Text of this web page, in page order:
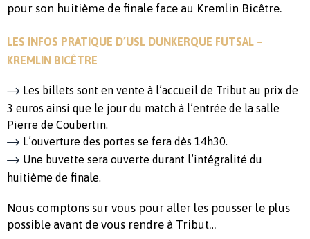
pour son huitième de finale face au Kremlin Bicêtre.
LES INFOS PRATIQUE D’USL DUNKERQUE FUTSAL –
KREMLIN BICÊTRE
Les billets sont en vente à l’accueil de Tribut au prix de
3 euros ainsi que le jour du match à l’entrée de la salle
Pierre de Coubertin.
L’ouverture des portes se fera dès 14h30.
Une buvette sera ouverte durant l’intégralité du
huitième de finale.
Nous comptons sur vous pour aller les pousser le plus
possible avant de vous rendre à Tribut…